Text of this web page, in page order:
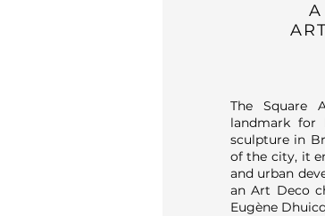
A
The Square
landmark for
sculpture in
of the city, it
and urban
an Art Deco
Eugène